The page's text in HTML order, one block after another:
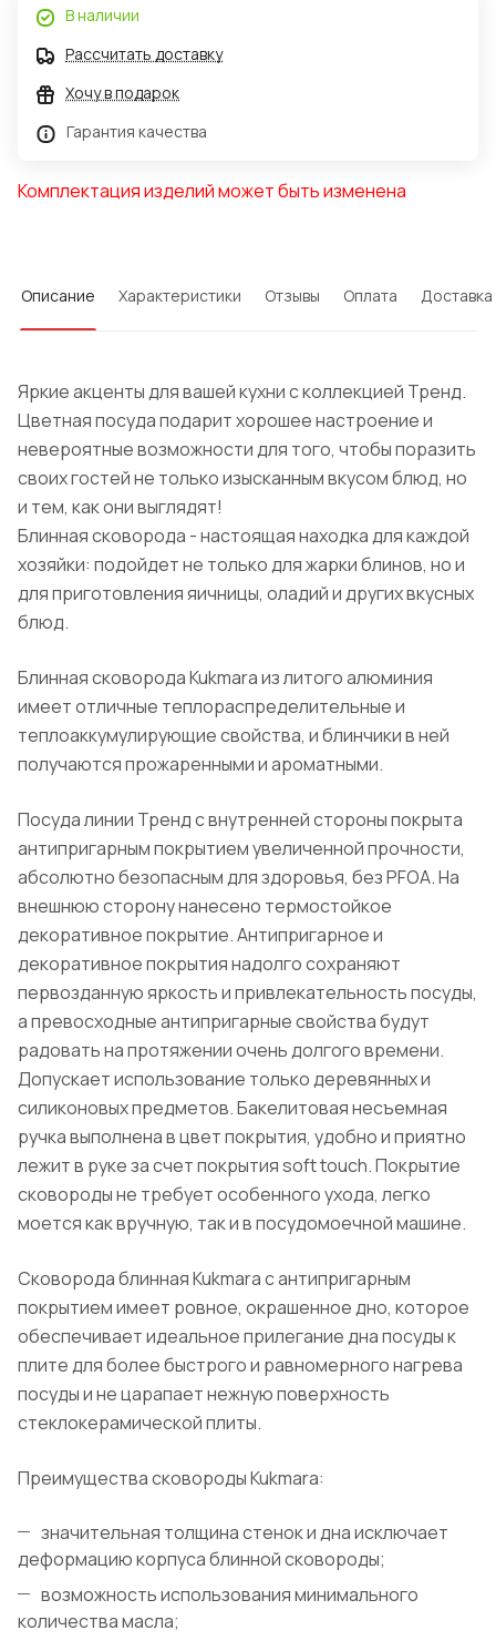
В наличии
Рассчитать доставку
Хочу в подарок
Гарантия качества
Комплектация изделий может быть изменена
Описание Характеристики Отзывы Оплата Доставка
Яркие акценты для вашей кухни с коллекцией Тренд.
Цветная посуда подарит хорошее настроение и
невероятные возможности для того, чтобы поразить
своих гостей не только изысканным вкусом блюд, но
и тем, как они выглядят!
Блинная сковорода - настоящая находка для каждой
хозяйки: подойдет не только для жарки блинов, но и
для приготовления яичницы, оладий и других вкусных
блюд.
Блинная сковорода Kukmara из литого алюминия
имеет отличные теплораспределительные и
теплоаккумулирующие свойства, и блинчики в ней
получаются прожаренными и ароматными.
Посуда линии Тренд с внутренней стороны покрыта
антипригарным покрытием увеличенной прочности,
абсолютно безопасным для здоровья, без PFOA. На
внешнюю сторону нанесено термостойкое
декоративное покрытие. Антипригарное и
декоративное покрытия надолго сохраняют
первозданную яркость и привлекательность посуды,
а превосходные антипригарные свойства будут
радовать на протяжении очень долгого времени.
Допускает использование только деревянных и
силиконовых предметов. Бакелитовая несъемная
ручка выполнена в цвет покрытия, удобно и приятно
лежит в руке за счет покрытия soft touch. Покрытие
сковороды не требует особенного ухода, легко
моется как вручную, так и в посудомоечной машине.
Сковорода блинная Kukmara с антипригарным
покрытием имеет ровное, окрашенное дно, которое
обеспечивает идеальное прилегание дна посуды к
плите для более быстрого и равномерного нагрева
посуды и не царапает нежную поверхность
стеклокерамической плиты.
Преимущества сковороды Kukmara:
значительная толщина стенок и дна исключает
деформацию корпуса блинной сковороды;
возможность использования минимального
количества масла;